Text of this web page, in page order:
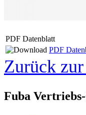
PDF Datenblatt
PDF
Zurück
Fuba